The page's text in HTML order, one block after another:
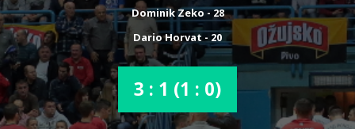
Dominik Zeko - 28
Dario Horvat - 20
3 : 1 (1 : 0)